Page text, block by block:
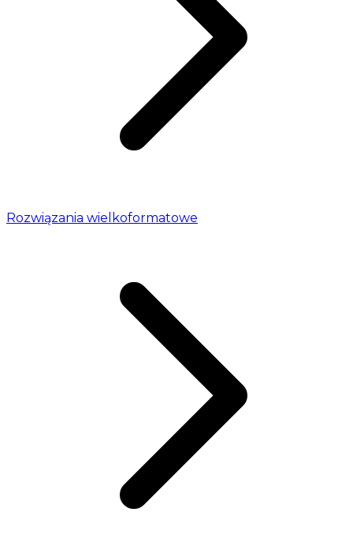
Rozwiązania wielkoformatowe